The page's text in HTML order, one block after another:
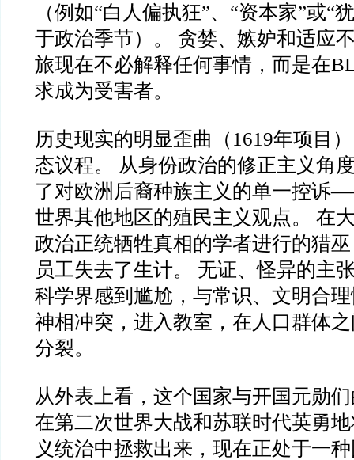
（例如“白人偏执狂”、“资本家”或
于政治季节）。 贪婪、嫉妒和适应
旅现在不必解释任何事情，而是在
求成为受害者。
历史现实的明显歪曲（1619年项目
态议程。 从身份政治的修正主义角
了对欧洲后裔种族主义的单一控诉
世界其他地区的殖民主义观点。 在
政治正统牺牲真相的学者进行的猎
员工失去了生计。 无证、怪异的主
科学界感到尴尬，与常识、文明合
神相冲突，进入教室，在人口群体
分裂。
从外表上看，这个国家与开国元勋
在第二次世界大战和苏联时代英勇
义统治中拯救出来，现在正处于一